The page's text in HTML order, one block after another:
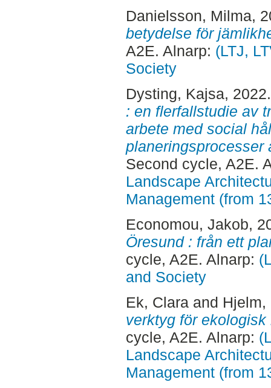
Danielsson, Milma,
betydelse för
A2E. Alnarp: (LTJ,
Society
Dysting, Kajsa,
: en flerfallstudie av
arbete med social
planeringsprocesser
Second cycle, A2E.
Landscape
Management (from
Economou, Jakob,
Öresund : från ett
cycle, A2E. Alnarp:
and Society
Ek, Claraand Hjelm,
verktyg för
cycle, A2E. Alnarp:
Landscape
Management (from